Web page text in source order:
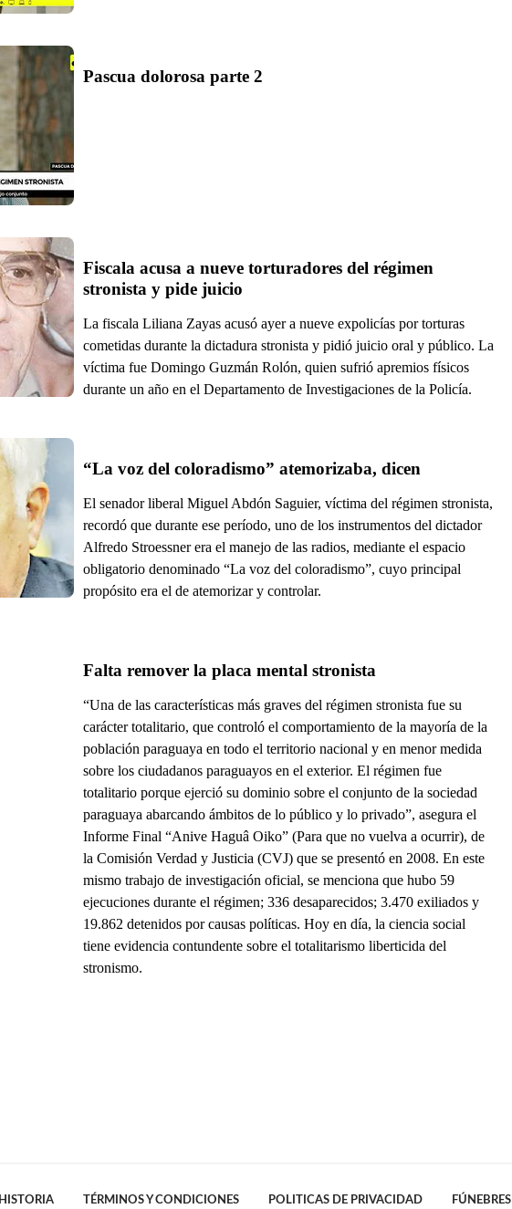
Pascua dolorosa parte 2
Fiscala acusa a nueve torturadores del régimen
stronista y pide juicio
La fiscala Liliana Zayas acusó ayer a nueve expolicías por torturas
cometidas durante la dictadura stronista y pidió juicio oral y público. La
víctima fue Domingo Guzmán Rolón, quien sufrió apremios físicos
durante un año en el Departamento de Investigaciones de la Policía.
“La voz del coloradismo” atemorizaba, dicen
El senador liberal Miguel Abdón Saguier, víctima del régimen stronista,
recordó que durante ese período, uno de los instrumentos del dictador
Alfredo Stroessner era el manejo de las radios, mediante el espacio
obligatorio denominado “La voz del coloradismo”, cuyo principal
propósito era el de atemorizar y controlar.
Falta remover la placa mental stronista
“Una de las características más graves del régimen stronista fue su
carácter totalitario, que controló el comportamiento de la mayoría de la
población paraguaya en todo el territorio nacional y en menor medida
sobre los ciudadanos paraguayos en el exterior. El régimen fue
totalitario porque ejerció su dominio sobre el conjunto de la sociedad
paraguaya abarcando ámbitos de lo público y lo privado”, asegura el
Informe Final “Anive Haguâ Oiko” (Para que no vuelva a ocurrir), de
la Comisión Verdad y Justicia (CVJ) que se presentó en 2008. En este
mismo trabajo de investigación oficial, se menciona que hubo 59
ejecuciones durante el régimen; 336 desaparecidos; 3.470 exiliados y
19.862 detenidos por causas políticas. Hoy en día, la ciencia social
tiene evidencia contundente sobre el totalitarismo liberticida del
stronismo.
TÉRMINOS Y CONDICIONES POLITICAS DE PRIVACIDAD FÚNEBRES